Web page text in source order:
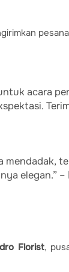
acara
mendadak,
elegan.” –
Florist,